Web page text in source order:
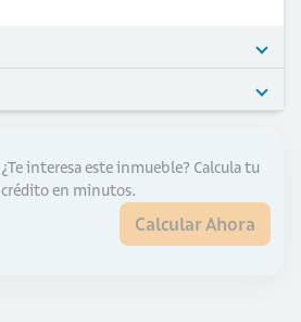
¿Te interesa este inmueble? Calcula tu
crédito en minutos.
Calcular Ahora